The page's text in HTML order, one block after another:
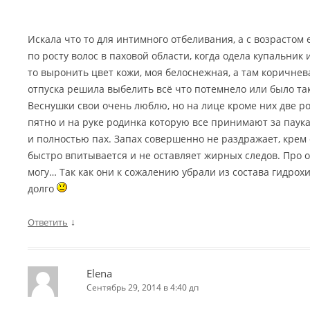
Искала что то для интимного отбеливания, а с
по росту волос в паховой области, когда одела
то выронить цвет кожи, моя белоснежная, а там
отпуска решила выбелить всё что потемнело или было
Веснушки свои очень люблю, но на лице кроме них две
пятно и на руке родинка которую все принимают за
и полностью пах. Запах совершенно не раздражает,
быстро впитывается и не оставляет жирных следов. Про
могу… Так как они к сожалению убрали из состава
долго
Ответить ↓
Elena
Сентябрь 29, 2014 в 4:40 дп